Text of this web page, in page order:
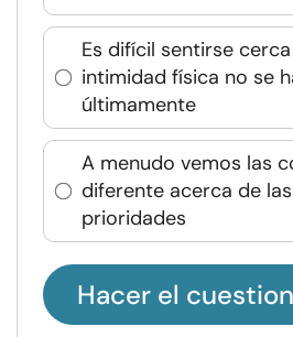
Es difícil sentirse
intimidad física no se
últimamente
A menudo vemos las
diferente acerca de
prioridades
Hacer el